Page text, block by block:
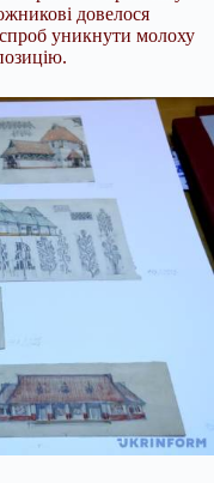
довелося
уникнути молоху